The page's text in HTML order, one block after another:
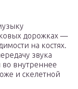
дорожках —
на костях.
звука
во внутреннее
и скелетной